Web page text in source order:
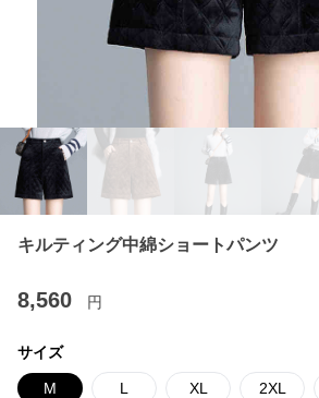
キルティング中綿ショートパンツ
8,560 円
サイズ
M L XL 2XL